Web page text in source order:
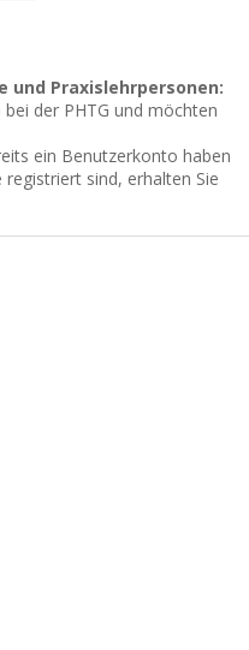
und Praxislehrpersonen:
der PHTG und möchten
ein Benutzerkonto haben
sind, erhalten Sie